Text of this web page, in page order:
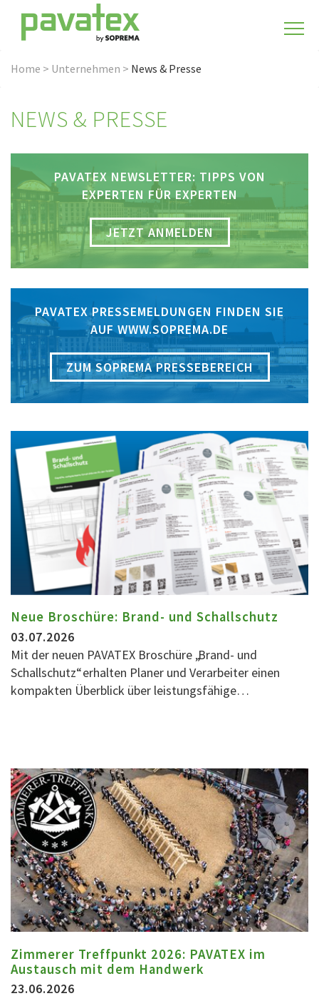
Home > Unternehmen > News & Presse
NEWS & PRESSE
PAVATEX NEWSLETTER: TIPPS VON
EXPERTEN FÜR EXPERTEN
JETZT ANMELDEN
PAVATEX PRESSEMELDUNGEN FINDEN SIE
AUF WWW.SOPREMA.DE
ZUM SOPREMA PRESSEBEREICH
Neue Broschüre: Brand- und Schallschutz
03.07.2026
Mit der neuen PAVATEX Broschüre „Brand- und
Schallschutz“ erhalten Planer und Verarbeiter einen
kompakten Überblick über leistungsfähige…
Zimmerer Treffpunkt 2026: PAVATEX im
Austausch mit dem Handwerk
23.06.2026